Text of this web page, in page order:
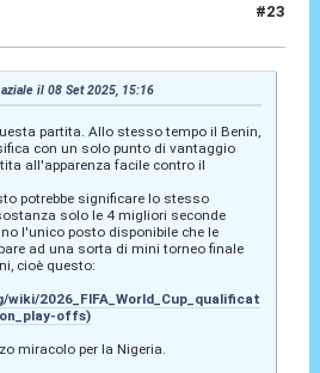
#23
il 08 Set 2025, 15:16
partita. Allo stesso tempo il Benin,
con un solo punto di vantaggio
all'apparenza facile contro il
potrebbe significare lo stesso
solo le 4 migliori seconde
l'unico posto disponibile che le
ad una sorta di mini torneo finale
cioè questo:
2026_FIFA_World_Cup_qualificat
offs)
miracolo per la Nigeria.